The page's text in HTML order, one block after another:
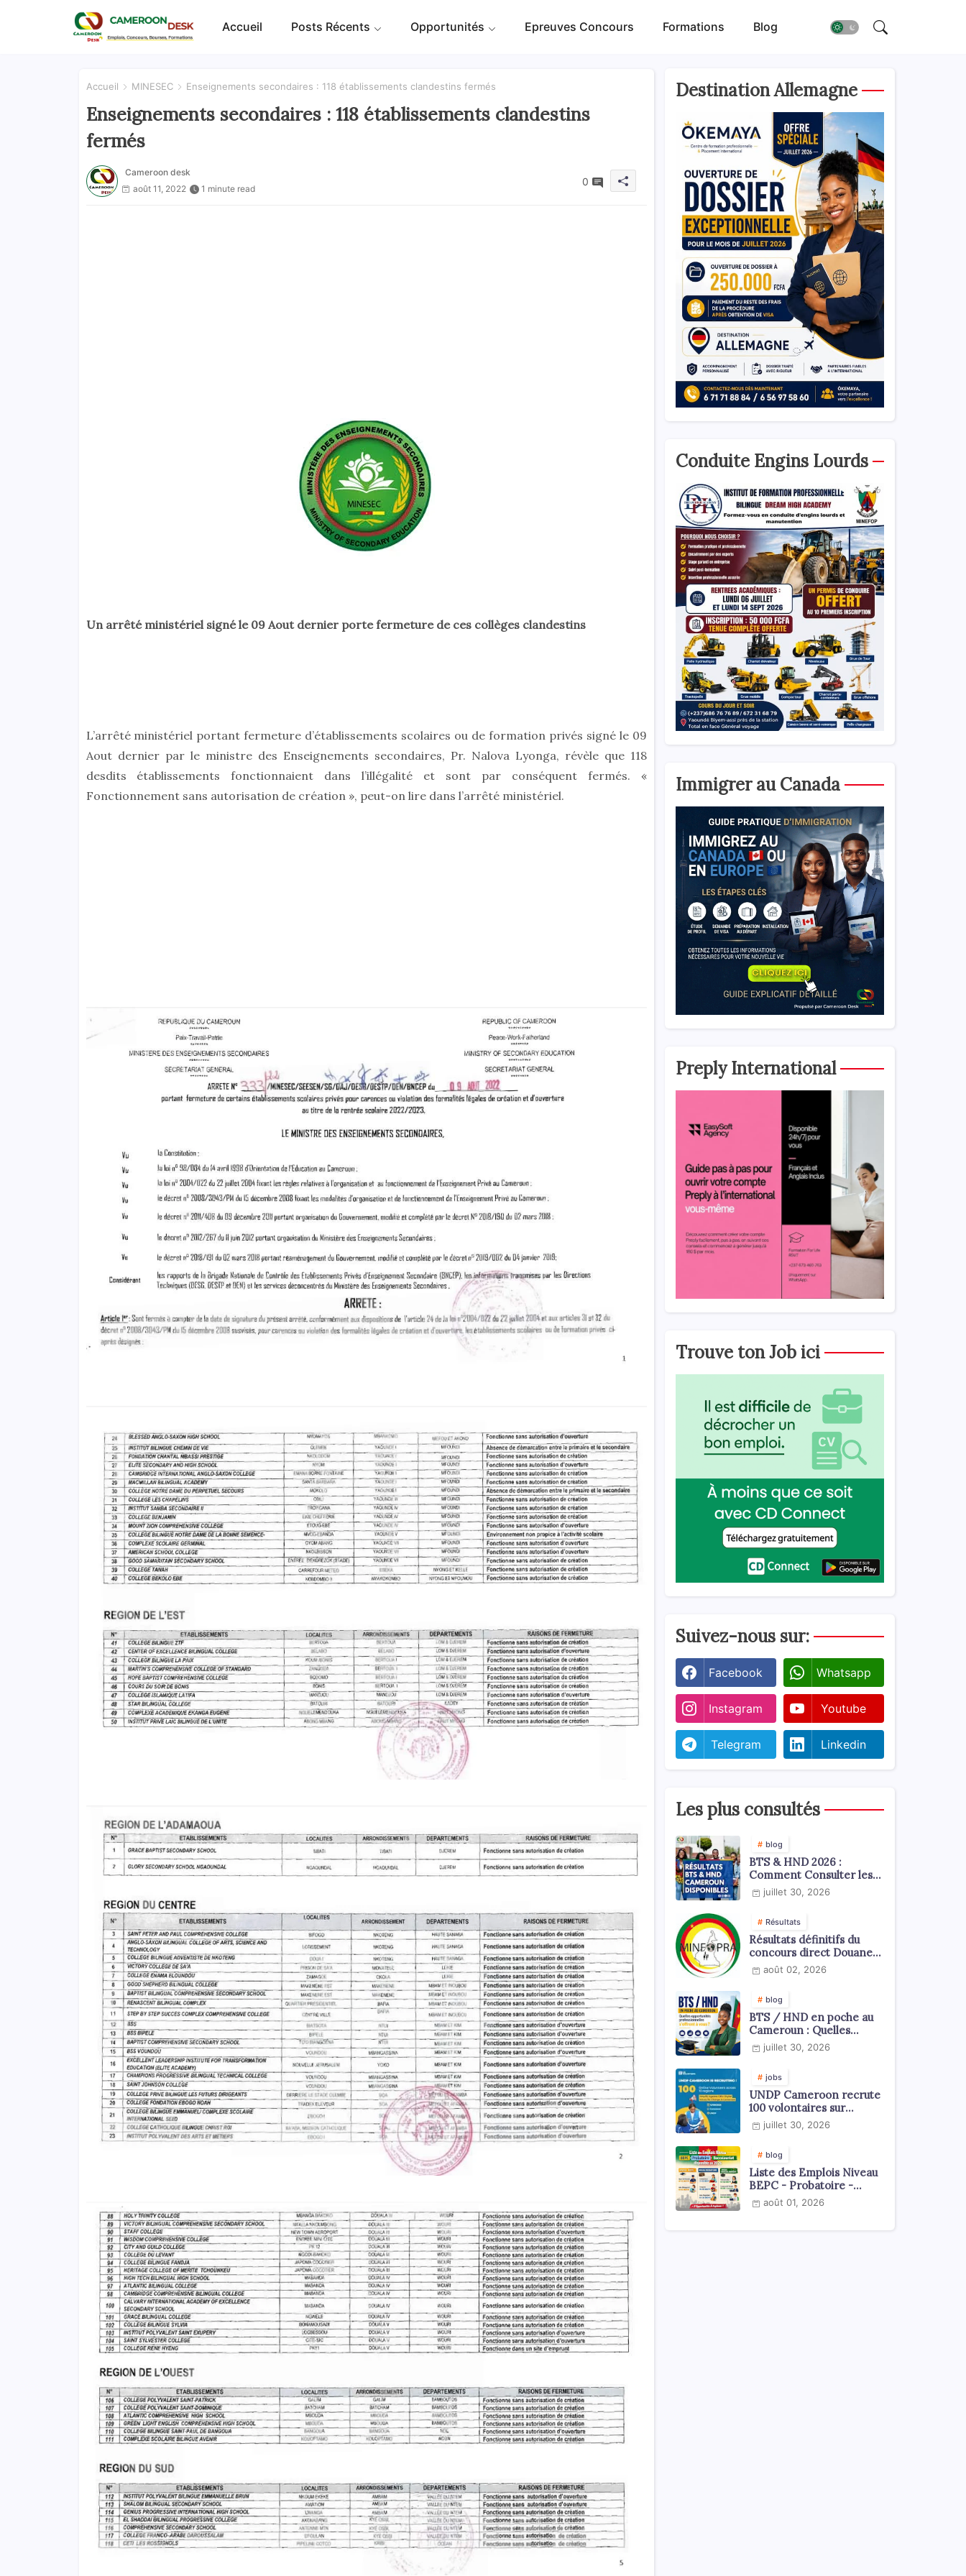
Accueil Posts Récents Opportunités Epreuves Concours Formations Blog
Accueil MINESEC Enseignements secondaires : 118 établissements clandestins fermés
Enseignements secondaires : 118 établissements clandestins
fermés
Cameroon desk
août 11, 2022
1 minute read
0
Un arrêté ministériel signé le 09 Aout dernier porte fermeture de ces collèges clandestins
L’arrêté ministériel portant fermeture d’établissements scolaires ou de formation privés signé le 09
Aout dernier par le ministre des Enseignements secondaires, Pr. Nalova Lyonga, révèle que 118
desdits établissements fonctionnaient dans l’illégalité et sont par conséquent fermés. «
Fonctionnement sans autorisation de création », peut-on lire dans l’arrêté ministériel.
Destination Allemagne
Conduite Engins Lourds
Immigrer au Canada
Preply International
Trouve ton Job ici
Suivez-nous sur:
Facebook Whatsapp
Instagram Youtube
Telegram Linkedin
Les plus consultés
blog
BTS & HND 2026 :
Comment Consulter les
Résultats ?
juillet 30, 2026
Résultats
Résultats définitifs du
concours direct Douanes
2026août 02, 2026
blog
BTS / HND en poche au
Cameroun : Quelles
opportunités
professionnelles s'offrent
juillet 30, 2026
jobs
UNDP Cameroon recrute
100 volontaires sur
l'échelle du territoire
national
juillet 30, 2026
blog
Liste des Emplois Niveau
BEPC - Probatoire -
Baccalauréat dispoblible
en 2026
août 01, 2026